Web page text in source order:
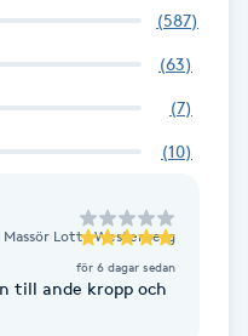
(587)
(63)
(7)
(10)
Massör Lotta Westerberg
för 6 dagar sedan
till ande kropp och